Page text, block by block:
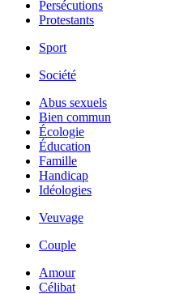
Persécutions
Protestants
Sport
Société
Abus sexuels
Bien commun
Écologie
Éducation
Famille
Handicap
Idéologies
Veuvage
Couple
Amour
Célibat